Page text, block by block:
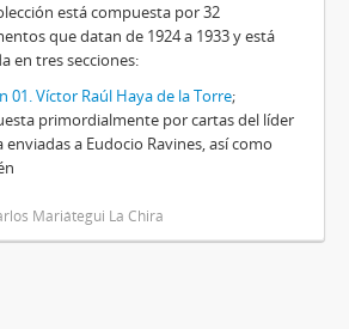
está compuesta por 32
que datan de 1924 a 1933 y está
en tres secciones:
01. Víctor Raúl Haya de la Torre;
primordialmente por cartas del líder
enviadas a Eudocio Ravines, así como
Mariátegui La Chira